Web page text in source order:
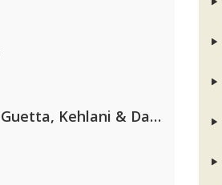
Hugel, David Guetta, Kehlani & Daecolm